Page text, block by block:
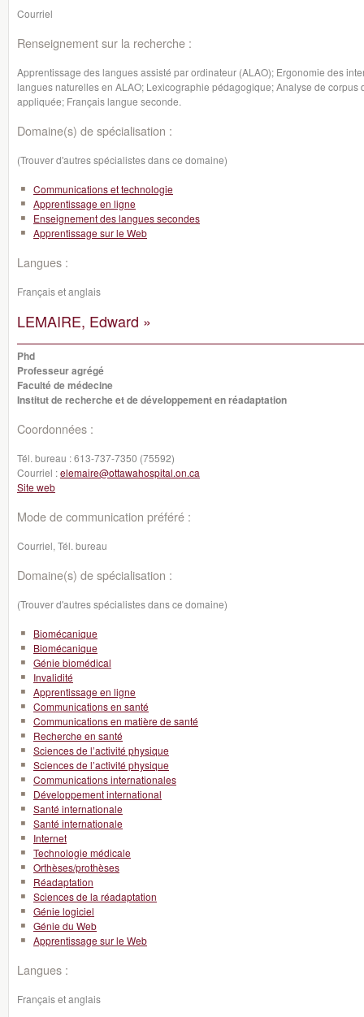
Courriel
Renseignement sur la recherche :
Apprentissage des langues assisté par ordinateur (ALAO); Ergonomie des
langues naturelles en ALAO; Lexicographie pédagogique; Analyse de
appliquée; Français langue seconde.
Domaine(s) de spécialisation :
(Trouver d'autres spécialistes dans ce domaine)
Communications et technologie
Apprentissage en ligne
Enseignement des langues secondes
Apprentissage sur le Web
Langues :
Français et anglais
LEMAIRE, Edward »
Phd
Professeur agrégé
Faculté de médecine
Institut de recherche et de développement en réadaptation
Coordonnées :
Tél. bureau :613-737-7350 (75592)
Courriel :elemaire@ottawahospital.on.ca
Site web
Mode de communication préféré :
Courriel, Tél. bureau
Domaine(s) de spécialisation :
(Trouver d'autres spécialistes dans ce domaine)
Biomécanique
Biomécanique
Génie biomédical
Invalidité
Apprentissage en ligne
Communications en santé
Communications en matière de santé
Recherche en santé
Sciences de l’activité physique
Sciences de l’activité physique
Communications internationales
Développement international
Santé internationale
Santé internationale
Internet
Technologie médicale
Orthèses/prothèses
Réadaptation
Sciences de la réadaptation
Génie logiciel
Génie du Web
Apprentissage sur le Web
Langues :
Français et anglais